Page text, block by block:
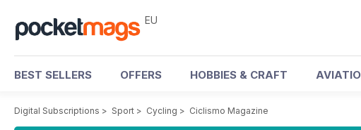
EU
BEST SELLERS OFFERS HOBBIES & CRAFT
Digital Subscriptions > Sport > Cycling > Ciclismo Magazine